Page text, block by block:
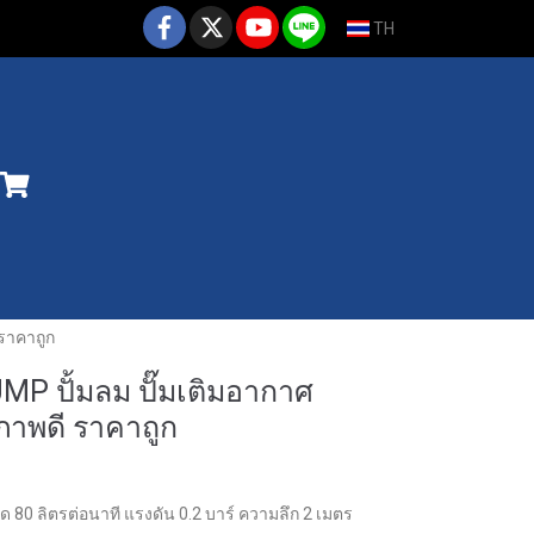
TH
าคาถูก
ปั้มลม ปั๊มเติมอากาศ
าพดี ราคาถูก
80 ลิตรต่อนาที แรงดัน 0.2 บาร์ ความลึก 2 เมตร